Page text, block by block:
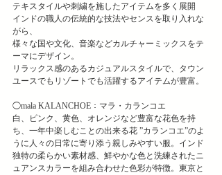
テキスタイルや刺繍を施したアイテムを多く展開﻿
インドの職人の伝統的な技法やセンスを取り入れな
がら、﻿
様々な国や文化、音楽などカルチャーミックスをテ
ーマにデザイン。﻿
リラックス感のあるカジュアルスタイルで、タウン
ユースでもリゾートでも活躍するアイテムが豊富。﻿
◯mala KALANCHOE：マラ・カランコエ﻿
白、ピンク、黄色、オレンジなど豊富な花色を持
ち、一年中楽しむことの出来る花 ”カランコエ”のよ
うに人々の日常に寄り添う親しみやすい服。インド
独特の柔らかい素材感、鮮やかな色と洗練されたニ
ュアンスカラーを組み合わせた色彩が特徴。東京と